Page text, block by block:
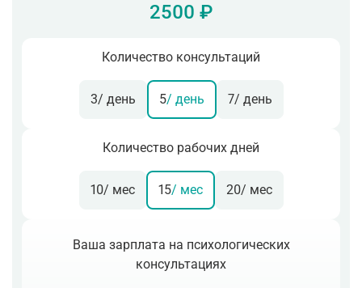
2500 ₽
Количество консультаций
3/ день 5/ день 7/ день
Количество рабочих дней
10/ мес 15/ мес 20/ мес
Ваша зарплата на психологических
консультациях